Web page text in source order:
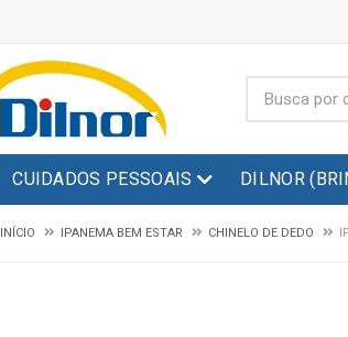
CUIDADOS PESSOAIS DILNOR
INÍCIO IPANEMA BEM ESTAR CHINELO DE DEDO